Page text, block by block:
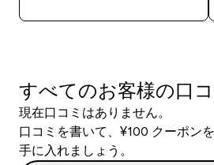
すべてのお客様の口コ
現在口コミはありません。
口コミを書いて、¥100 クーポン
手に入れましょう。